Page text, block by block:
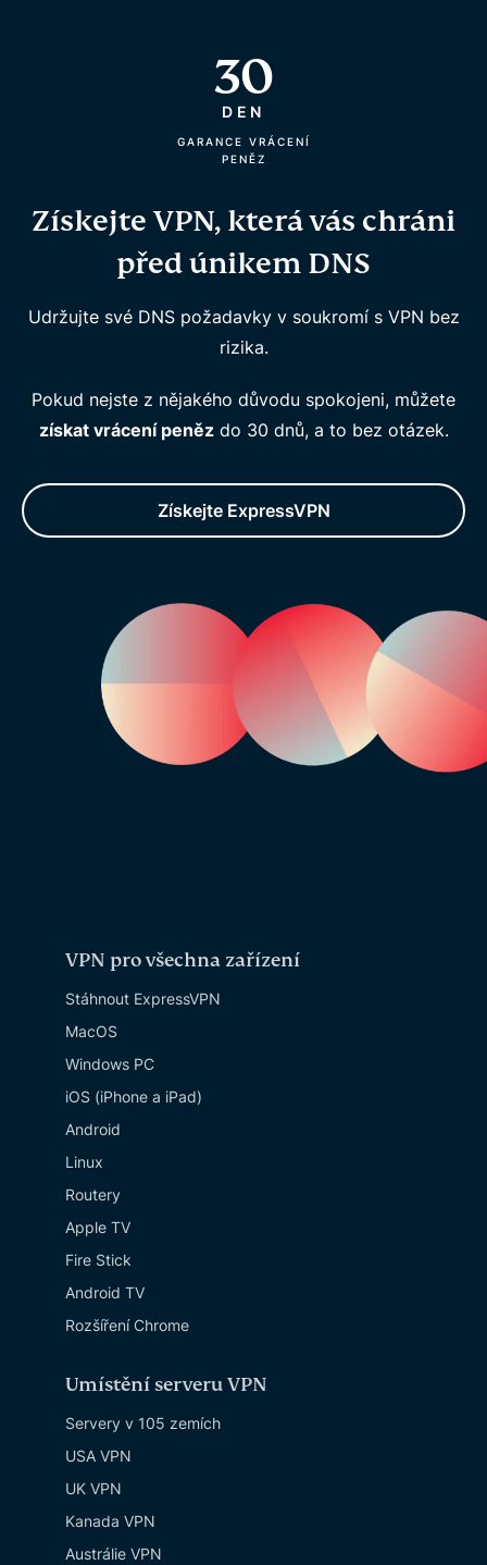
30
DEN
GARANCE VRÁCENÍ
PENĚZ
Získejte VPN, která vás chráni
před únikem DNS
Udržujte své DNS požadavky v soukromí s VPN bez
rizika.
Pokud nejste z nějakého důvodu spokojeni, můžete
získat vrácení penězdo 30 dnů, a to bez otázek.
Získejte ExpressVPN
VPN pro všechna zařízení
Stáhnout ExpressVPN
MacOS
Windows PC
iOS (iPhone a iPad)
Android
Linux
Routery
Apple TV
Fire Stick
Android TV
Rozšíření Chrome
Umístění serveru VPN
Servery v 105 zemích
USA VPN
UK VPN
Kanada VPN
Austrálie VPN